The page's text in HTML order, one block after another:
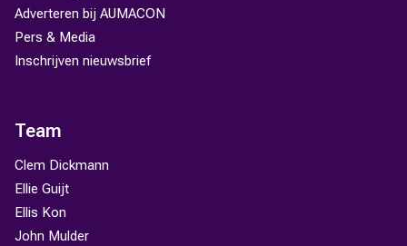
Adverteren bij AUMACON
Pers & Media
Inschrijven nieuwsbrief
Team
Clem Dickmann
Ellie Guijt
Ellis Kon
John Mulder